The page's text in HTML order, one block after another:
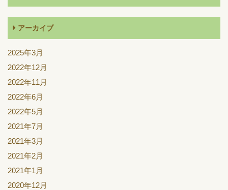
アーカイブ
2025年3月
2022年12月
2022年11月
2022年6月
2022年5月
2021年7月
2021年3月
2021年2月
2021年1月
2020年12月